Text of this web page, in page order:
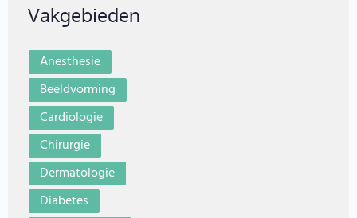
Vakgebieden
Anesthesie
Beeldvorming
Cardiologie
Chirurgie
Dermatologie
Diabetes